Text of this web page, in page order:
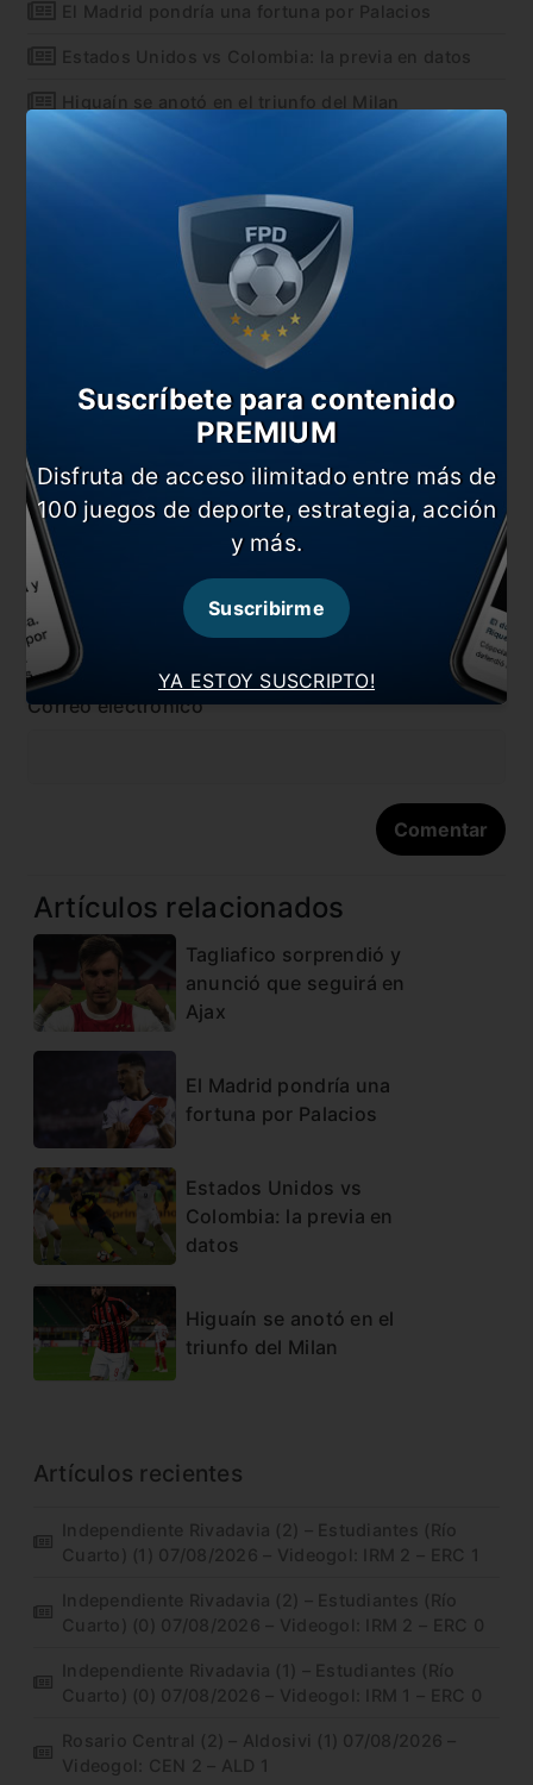
El Madrid pondría una fortuna por Palacios
Estados Unidos vs Colombia: la previa en datos
Higuaín se anotó en el triunfo del Milan
#Internacional
Nombre
Correo electrónico
Artículos relacionados
Tagliafico sorprendió y
anunció que seguirá en
Ajax
El Madrid pondría una
fortuna por Palacios
Estados Unidos vs
Colombia: la previa en
datos
Higuaín se anotó en el
triunfo del Milan
Artículos recientes
Independiente Rivadavia (2) – Estudiantes (Río
Cuarto) (1) 07/08/2026 – Videogol: IRM 2 – ERC 1
Independiente Rivadavia (2) – Estudiantes (Río
Cuarto) (0) 07/08/2026 – Videogol: IRM 2 – ERC 0
Independiente Rivadavia (1) – Estudiantes (Río
Cuarto) (0) 07/08/2026 – Videogol: IRM 1 – ERC 0
Rosario Central (2) – Aldosivi (1) 07/08/2026 –
Videogol: CEN 2 – ALD 1
YA ESTOY SUSCRIPTO!
Suscríbete para contenido
PREMIUM
Disfruta de acceso ilimitado entre más de
100 juegos de deporte, estrategia, acción
y más.
Suscribirme